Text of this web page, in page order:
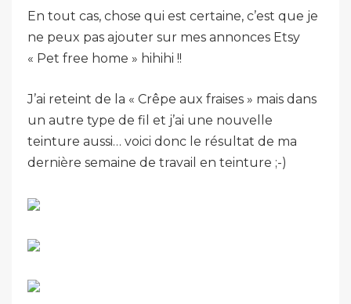
En tout cas, chose qui est certaine, c’est que je
ne peux pas ajouter sur mes annonces Etsy
« Pet free home » hihihi !!
J’ai reteint de la « Crêpe aux fraises » mais dans
un autre type de fil et j’ai une nouvelle
teinture aussi… voici donc le résultat de ma
dernière semaine de travail en teinture ;-)